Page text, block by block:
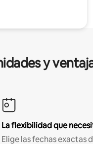
y
La flexibilidad que
Elige las fechas exactas